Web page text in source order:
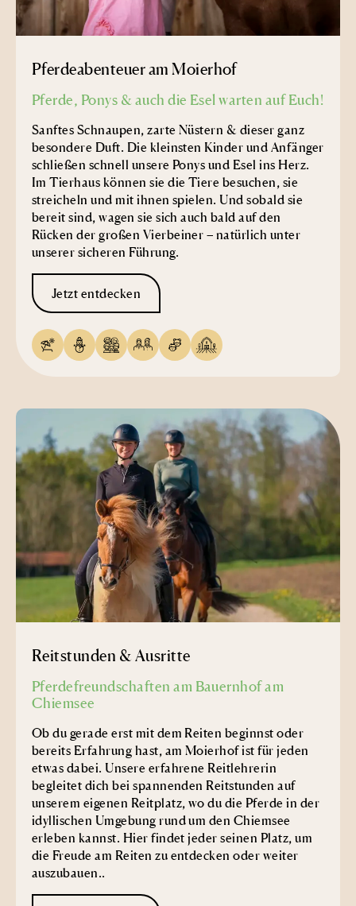
Pferdeabenteuer am Moierhof
Pferde, Ponys & auch die Esel warten auf Euch!
Sanftes Schnaupen, zarte Nüstern & dieser ganz
besondere Duft. Die kleinsten Kinder und Anfänger
schließen schnell unsere Ponys und Esel ins Herz.
Im Tierhaus können sie die Tiere besuchen, sie
streicheln und mit ihnen spielen. Und sobald sie
bereit sind, wagen sie sich auch bald auf den
Rücken der großen Vierbeiner – natürlich unter
unserer sicheren Führung.
Jetzt entdecken
Reitstunden & Ausritte
Pferdefreundschaften am Bauernhof am
Chiemsee
Ob du gerade erst mit dem Reiten beginnst oder
bereits Erfahrung hast, am Moierhof ist für jeden
etwas dabei. Unsere erfahrene Reitlehrerin
begleitet dich bei spannenden Reitstunden auf
unserem eigenen Reitplatz, wo du die Pferde in der
idyllischen Umgebung rund um den Chiemsee
erleben kannst. Hier findet jeder seinen Platz, um
die Freude am Reiten zu entdecken oder weiter
auszubauen..